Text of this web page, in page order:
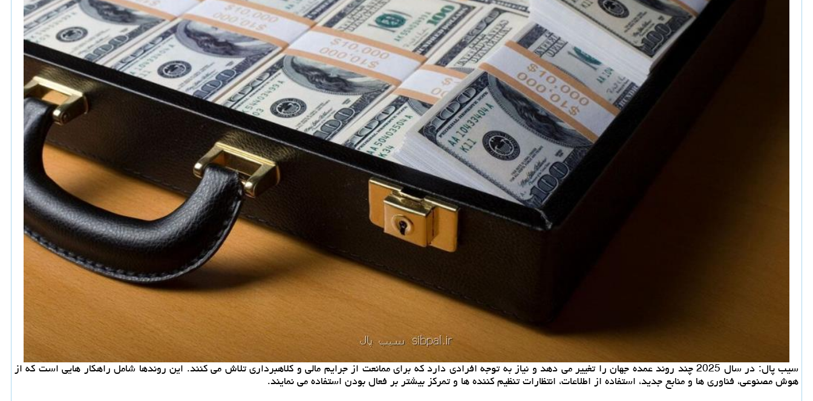
سیب پال: در سال 2025 چند روند عمده جهان را تغییر می دهد و نیاز به توجه افرادی دارد که برای ممانعت از جرایم مالی و کلاهبرداری تلاش می کنند. این روندها شامل راهکار هایی است که از
هوش مصنوعی، فناوری ها و منابع جدید، استفاده از اطلاعات، انتظارات تنظیم کننده ها و تمرکز بیشتر بر فعال بودن استفاده می نمایند.